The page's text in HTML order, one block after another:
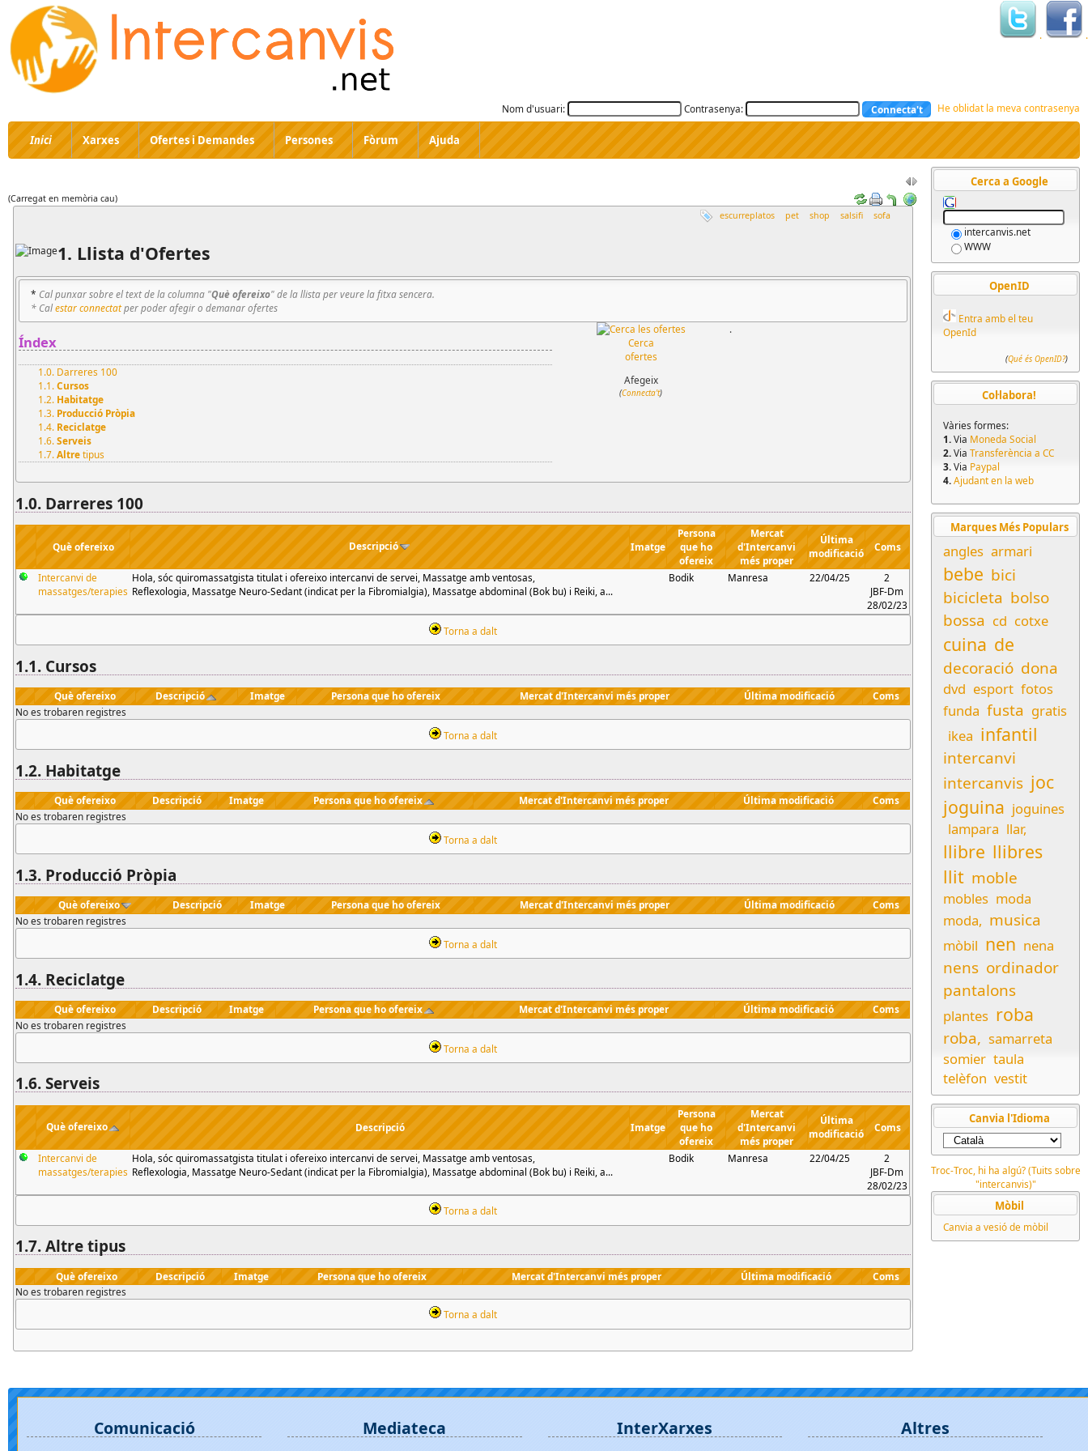
. .
Nom d'usuari: Contrasenya: He oblidat la meva contrasenya
Inici Xarxes Ofertes i Demandes Persones Fòrum Ajuda
(Carregat en memòria cau)
escurreplatos
pet shop salsifi sofa
1. Llista d'Ofertes
* Cal punxar sobre el text de la columna "Què ofereixo" de la llista per veure la fitxa sencera.
* Calestar connectatper poder afegir o demanar ofertes
Índex
1.0. Darreres 100
1.1.Cursos
1.2. Habitatge
1.3. Producció Pròpia
1.4. Reciclatge
1.6.Serveis
1.7.Altretipus
Cerca
ofertes
Afegeix
(Connecta't)
.
1.0. Darreres 100
Què ofereixo Descripció Imatge
Persona
que ho
ofereix
Mercat
d'Intercanvi
més proper
Última
modificació
Coms
Intercanvi de
massatges/terapies
Hola, sóc quiromassatgista titulat i ofereixo intercanvi de servei, Massatge amb ventosas,
Reflexologia, Massatge Neuro-Sedant (indicat per la Fibromialgia), Massatge abdominal (Bok bu) i Reiki, a...
Bodik Manresa 22/04/25
2
JBF-Dm
28/02/23
Torna a dalt
1.1. Cursos
Què ofereixo Descripció Imatge Persona que ho ofereix Mercat d'Intercanvi més proper Última modificació
Coms
No es trobaren registres
Torna a dalt
1.2. Habitatge
Què ofereixo Descripció Imatge Persona que ho ofereix Mercat d'Intercanvi més proper Última modificació
Coms
No es trobaren registres
Torna a dalt
1.3. Producció Pròpia
Què ofereixo Descripció Imatge Persona que ho ofereix Mercat d'Intercanvi més proper Última modificació
Coms
No es trobaren registres
Torna a dalt
1.4. Reciclatge
Què ofereixo Descripció Imatge Persona que ho ofereix Mercat d'Intercanvi més proper Última modificació
Coms
No es trobaren registres
Torna a dalt
1.6.Serveis
Què ofereixo Descripció Imatge
Persona
que ho
ofereix
Mercat
d'Intercanvi
més proper
Última
modificació
Coms
Intercanvi de
massatges/terapies
Hola, sóc quiromassatgista titulat i ofereixo intercanvi de servei, Massatge amb ventosas,
Reflexologia, Massatge Neuro-Sedant (indicat per la Fibromialgia), Massatge abdominal (Bok bu) i Reiki, a...
Bodik Manresa 22/04/25
2
JBF-Dm
28/02/23
Torna a dalt
1.7.Altretipus
Què ofereixo Descripció Imatge Persona que ho ofereix Mercat d'Intercanvi més proper Última modificació
Coms
No es trobaren registres
Torna a dalt
Cerca a Google
intercanvis.net
WWW
OpenID
Entra amb el teu
OpenId
(Qué és OpenID?)
Col·labora!
Vàries formes:
1.Via Moneda Social
2.ViaTransferència a CC
3.Via Paypal
4.Ajudant en la web
Marques Més Populars
angles armari
bebe bici
bicicleta bolso
bossa cd cotxe
cuina de
decoració dona
dvd esport fotos
funda fusta gratis
ikea infantil
intercanvi
intercanvis joc
joguina joguines
lampara llar,
llibre llibres
llit moble
mobles moda
moda, musica
mòbil nen nena
nens ordinador
pantalons
plantes roba
roba, samarreta
somier taula
telèfon vestit
Canvia l'Idioma
Troc-Troc, hi ha algú? (Tuits sobre
"intercanvis)"
Mòbil
Canvia a vesió de mòbil
Comunicació Mediateca InterXarxes Altres